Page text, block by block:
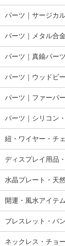
パーツ｜サージカ
パーツ｜メタル合
パーツ｜真鍮パー
パーツ｜ウッドビ
パーツ｜ファーパ
パーツ｜シリコン
紐・ワイヤー・チ
ディスプレイ用品
水晶プレート・天
開運・風水アイテ
ブレスレット・バ
ネックレス・チョ